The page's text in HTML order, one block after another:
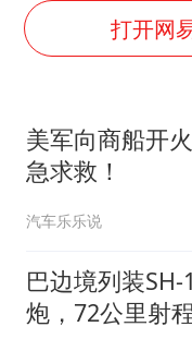
打开网
美军向商船开
急求救！
汽车乐乐说
巴边境列装SH-
炮，72公里射